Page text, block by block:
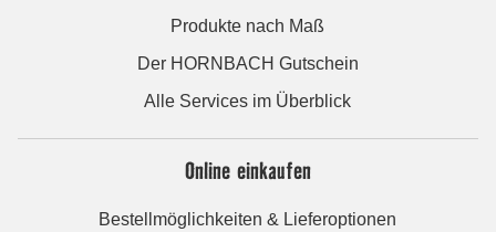
Produkte nach Maß
Der HORNBACH Gutschein
Alle Services im Überblick
Online einkaufen
Bestellmöglichkeiten & Lieferoptionen